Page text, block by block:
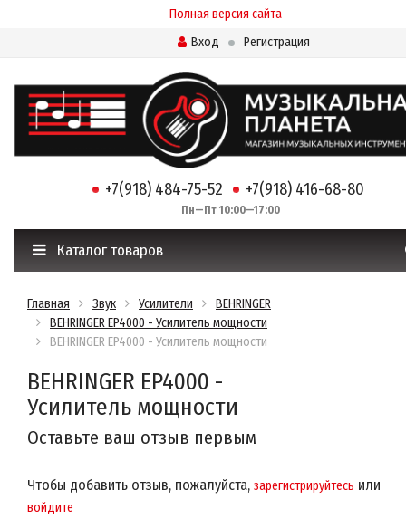
Полная версия сайта
Вход
Регистрация
+7(918) 484-75-52 +7(918) 416-68-80
Пн—Пт 10:00—17:00
Каталог товаров
Главная Звук Усилители
BEHRINGER
BEHRINGER EP4000 - Усилитель мощности
BEHRINGER EP4000 - Усилитель мощности
BEHRINGER EP4000 -
Усилитель мощности
Оставьте ваш отзыв первым
Чтобы добавить отзыв, пожалуйста, зарегистрируйтесь или
войдите